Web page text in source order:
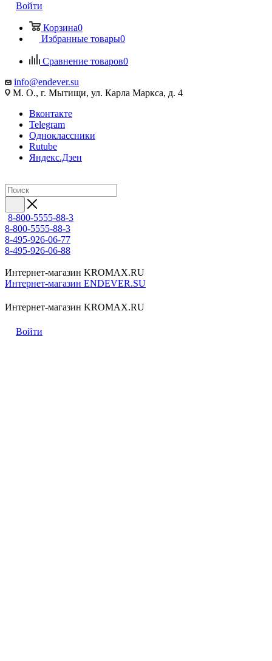
Войти
Корзина0
Избранные товары0
Сравнение товаров0
info@endever.su
М. О., г. Мытищи, ул. Карла Маркса, д. 4
Вконтакте
Telegram
Одноклассники
Rutube
Яндекс.Дзен
8-800-5555-88-3
8-800-5555-88-3
8-495-926-06-77
8-495-926-06-88
Интернет-магазин KROMAX.RU
Интернет-магазин ENDEVER.SU
Интернет-магазин KROMAX.RU
Войти